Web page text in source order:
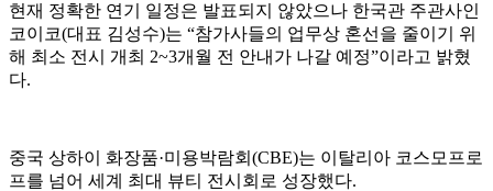
현재 정확한 연기 일정은 발표되지 않았으나 한국관 주관사인
코이코(대표 김성수)는 “참가사들의 업무상 혼선을 줄이기 위
해 최소 전시 개최 2~3개월 전 안내가 나갈 예정”이라고 밝혔
다.
중국 상하이 화장품·미용박람회(CBE)는 이탈리아 코스모프로
프를 넘어 세계 최대 뷰티 전시회로 성장했다.